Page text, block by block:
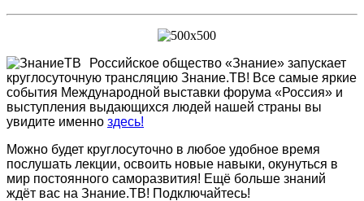
Российское общество «Знание» запускает
круглосуточную трансляцию Знание.ТВ! Все самые яркие
события Международной выставки форума «Россия» и
выступления выдающихся людей нашей страны вы
увидите именно здесь!
Можно будет круглосуточно в любое удобное время
послушать лекции, освоить новые навыки, окунуться в
мир постоянного саморазвития! Ещё больше знаний
ждёт вас на Знание.ТВ! Подключайтесь!